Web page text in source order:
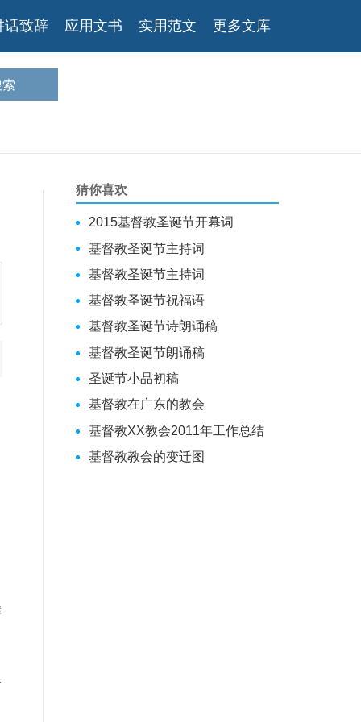
话致辞 应用文书 实用范文 更多文库
猜你喜欢
2015基督教圣诞节开幕词
基督教圣诞节主持词
基督教圣诞节主持词
基督教圣诞节祝福语
基督教圣诞节诗朗诵稿
基督教圣诞节朗诵稿
圣诞节小品初稿
基督教在广东的教会
基督教XX教会2011年工作总结
基督教教会的变迁图